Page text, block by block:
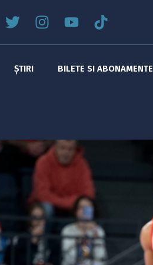
ȘTIRI BILETE SI ABONAMENTE